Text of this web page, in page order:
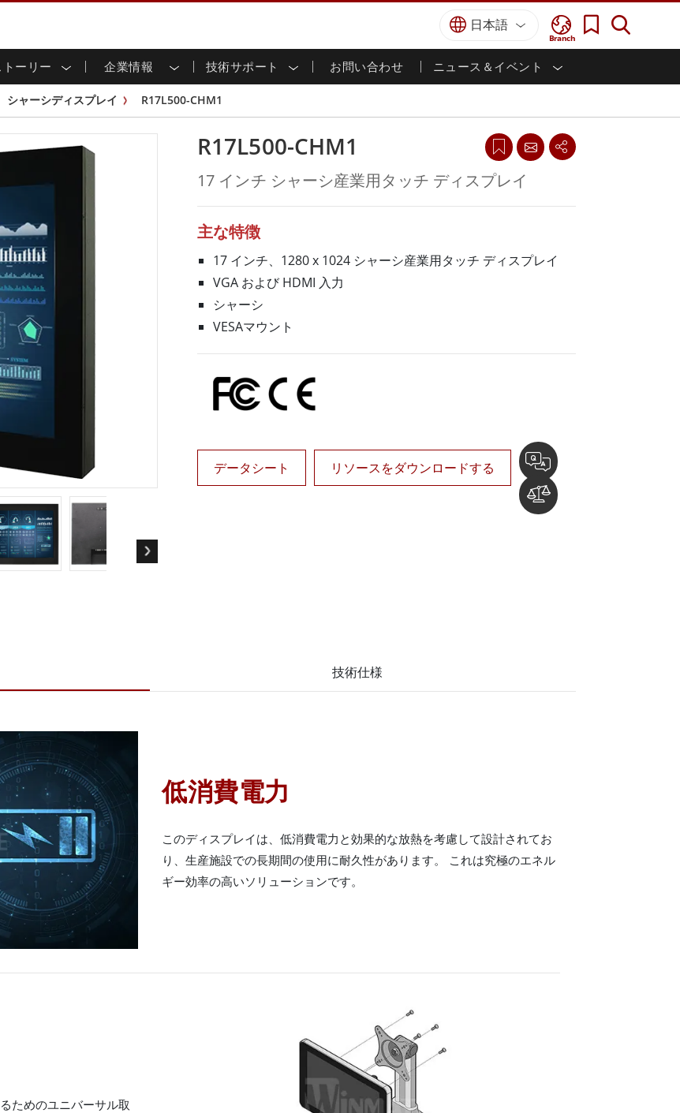
Branch
日本語
ーリー 企業情報 技術サポート お問い合わせ ニュース＆イベント
スプレイ
(P-
ーム
ト
リー
屋外ディスプレイ
G-WINシリーズ /
IP67
ATEXグレード
バータイプディス
プレイ
OSD Box
産業用パネルPCおよびHMI
HMI (P-CAPタッチ)
産業用パネルPC (P-CAPタッチ)
産業用パネルPC (抵抗膜方式)
ステンレスシリーズ
G-WINシリーズ / IP67設計
ATEXグレード
バータイプパネルPC
防衛頑丈なノートパソコン
防衛パネルPC
防衛ディスプレイ / NVIS ディスプレイ
防衛サーバー
ンピューティング
防水頑丈なPC IP65
イ
ェイ
ヘルスケアグレード
ヘルスケア堅牢タブレット
ヘルスケアパネルPC
ヘルスケアディスプレイ
船舶用組込みコンピュータ
、ATEXグレード
牢型ハンドヘルドコンピュ
ド パネル PC
More
AI コンピュータ
エネルギー、化学、ATEX
食品 & 衛生産業
海洋
ジコンピューティン 倉庫 & 物流
インフラ
インテリジェントロボットシス
テム
ネルギー
スマート充電ステーション
サステナビリティ
ドセンター カスタマーサービスセンター
有
ター 製品仕様変更のお知らせ
ャンネル バーチャル展示会
認証／コンプライアンス
シャーシディスプレイ R17L500-CHM1
R17L500-CHM1
17 インチ シャーシ産業用タッチ ディスプレイ
主な特徴
17 インチ、1280 x 1024 シャーシ産業用タッチ ディスプレイ
VGA および HDMI 入力
シャーシ
VESAマウント
データシート リソースをダウンロードする
技術仕様
低消費電力
このディスプレイは、低消費電力と効果的な放熱を考慮して設計されてお
り、生産施設での長期間の使用に耐久性があります。 これは究極のエネル
ギー効率の高いソリューションです。
ためのユニバーサル取